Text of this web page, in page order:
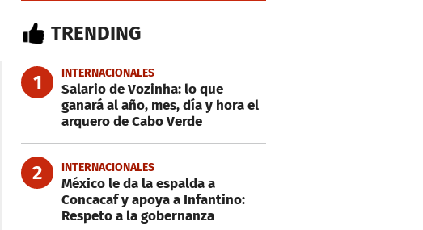
TRENDING
1 INTERNACIONALES
Salario de Vozinha: lo que
ganará al año, mes, día y hora el
arquero de Cabo Verde
2 INTERNACIONALES
México le da la espalda a
Concacaf y apoya a Infantino:
Respeto a la gobernanza